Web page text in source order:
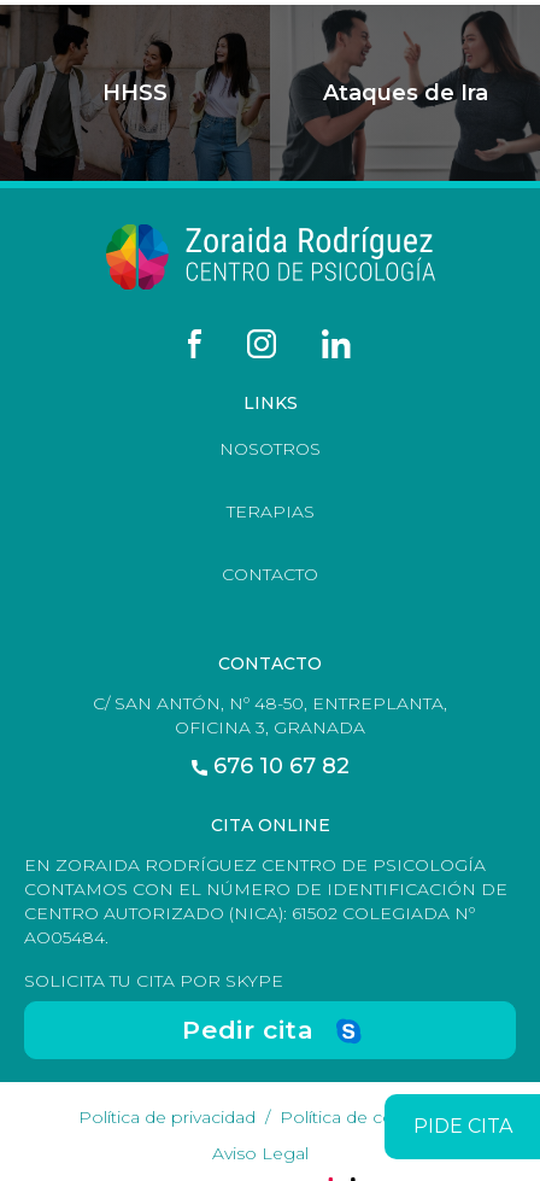
PIDE CITA
HHSS Ataques de Ira
LINKS
NOSOTROS
TERAPIAS
CONTACTO
CONTACTO
C/ SAN ANTÓN, Nº 48-50, ENTREPLANTA,
OFICINA 3, GRANADA
676 10 67 82
CITA ONLINE
EN ZORAIDA RODRÍGUEZ CENTRO DE PSICOLOGÍA
CONTAMOS CON EL NÚMERO DE IDENTIFICACIÓN DE
CENTRO AUTORIZADO (NICA): 61502 COLEGIADA Nº
AO05484.
SOLICITA TU CITA POR SKYPE
Pedir cita
Política de privacidad
Política de cookies
Aviso Legal